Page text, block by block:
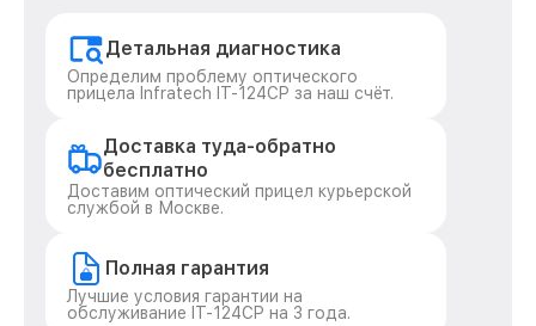
Детальная диагностика
Определим проблему оптического
прицела Infratech IT-124CP за наш счёт.
Доставка туда-обратно
бесплатно
Доставим оптический прицел курьерской
службой в Москве.
Полная гарантия
Лучшие условия гарантии на
обслуживание IT-124CP на 3 года.